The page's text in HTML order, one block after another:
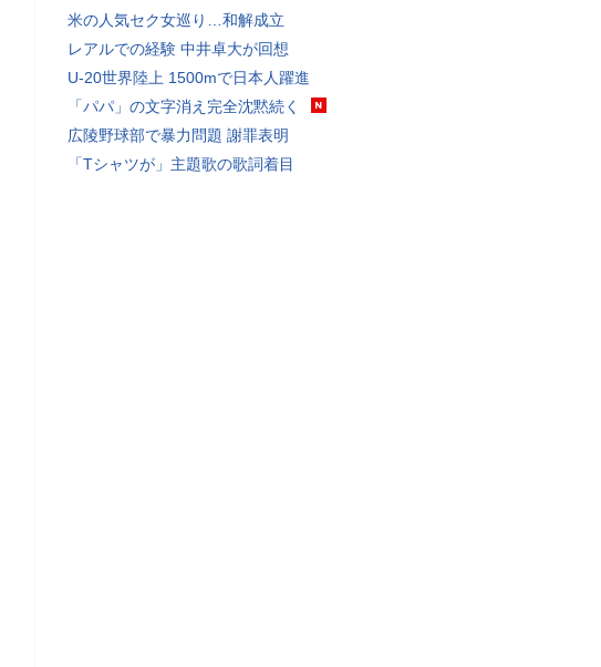
米の人気セク女巡り…和解成立
レアルでの経験 中井卓大が回想
U-20世界陸上 1500mで日本人躍進
「パパ」の文字消え完全沈黙続く
広陵野球部で暴力問題 謝罪表明
「Tシャツが」主題歌の歌詞着目